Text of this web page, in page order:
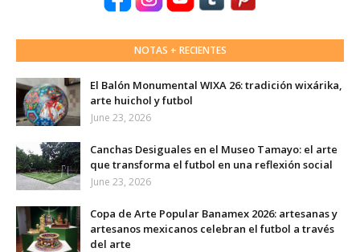
NOTAS + RECIENTES
El Balón Monumental WIXA 26: tradición wixárika,
arte huichol y futbol
June 23, 2026
Canchas Desiguales en el Museo Tamayo: el arte
que transforma el futbol en una reflexión social
June 23, 2026
Copa de Arte Popular Banamex 2026: artesanas y
artesanos mexicanos celebran el futbol a través
del arte